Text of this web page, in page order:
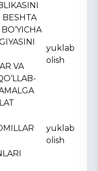
BЕSHTA
VA
yuklab
olish
yuklab
olish